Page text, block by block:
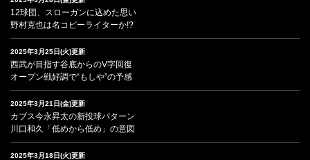
12球団、スローガンに込めた思い
野村克也は名コピーライターか!?
2025年3月25日(火)更新
西武が目指す谷底からのV字回復
オープン戦好調で“もしや”の予感
2025年3月21日(金)更新
カブス今永昇太の新投球パターン
川口和久「低めから低め」の意図
2025年3月18日(火)更新